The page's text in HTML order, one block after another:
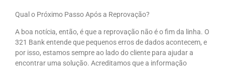
Qual o Próximo Passo Após a Reprovação?
A boa notícia, então, é que a reprovação não é o fim da linha. O
321 Bank entende que pequenos erros de dados acontecem, e
por isso, estamos sempre ao lado do cliente para ajudar a
encontrar uma solução. Acreditamos que a informação